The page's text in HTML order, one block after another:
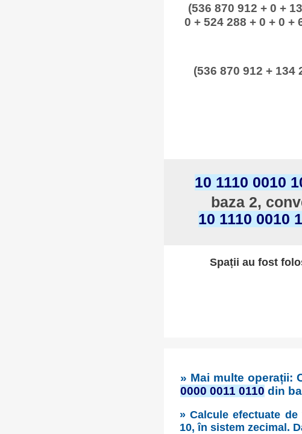
(536 870 912 + 0 +
0 + 524 288 + 0 + 0 +
(536 870 912 + 134
10 1110 0010
baza 2,
10 1110 0010
Spații au fost
» Mai multe operații:
0000 0011 0110 din
» Calcule efectuate
10, în sistem zecimal.